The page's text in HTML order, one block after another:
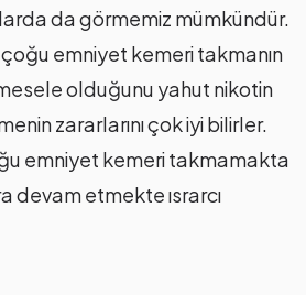
da görmemiz mümkündür.
emniyet kemeri takmanın
olduğunu yahut nikotin
zararlarını çok iyi bilirler.
emniyet kemeri takmamakta
devam etmekte ısrarcı